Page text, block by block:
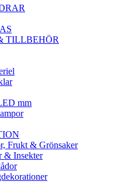
TILLBEHÖR
mm
Frukt & Grönsaker
& Insekter